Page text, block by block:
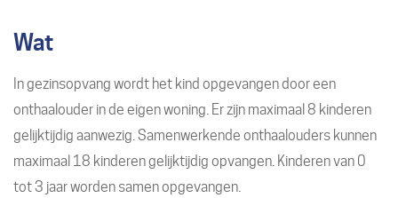
Wat
In gezinsopvang wordt het kind opgevangen door een
onthaalouder in de eigen woning. Er zijn maximaal 8 kinderen
gelijktijdig aanwezig. Samenwerkende onthaalouders kunnen
maximaal 18 kinderen gelijktijdig opvangen. Kinderen van 0
tot 3 jaar worden samen opgevangen.